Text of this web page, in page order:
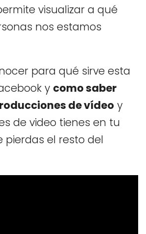
visualizar a qué
nos estamos
para qué sirve esta
y como saber
de vídeo y
de video tienes en tu
pierdas el resto del